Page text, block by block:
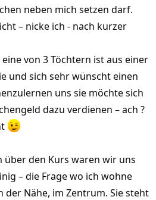
neben mich setzen darf.
– nicke ich - nach kurzer
von 3 Töchtern ist aus einer
und sich sehr wünscht einen
uns sie möchte sich
dazu verdienen – ach ?
über den Kurs waren wir uns
– die Frage wo ich wohne
der Nähe, im Zentrum. Sie steht